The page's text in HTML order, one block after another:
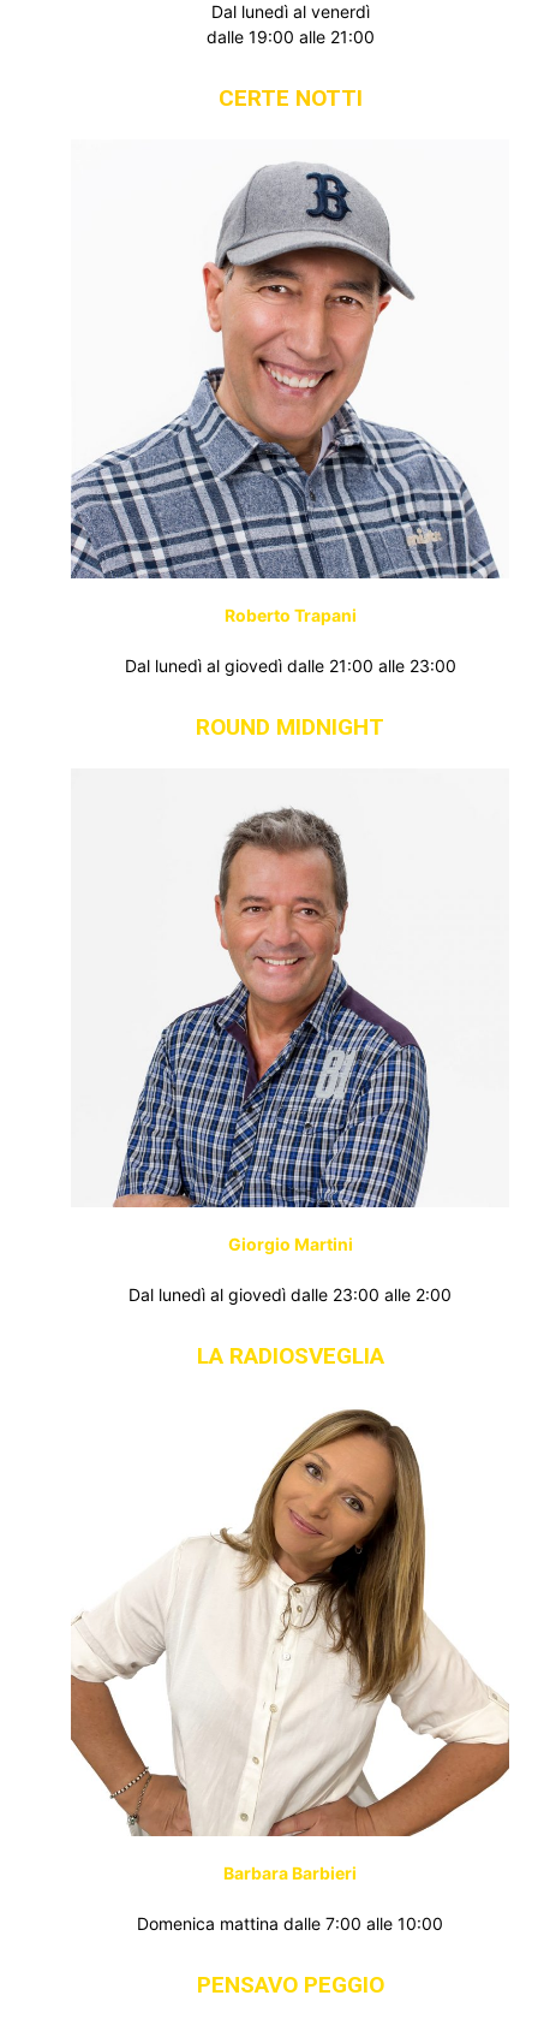
Dal lunedì al venerdì
dalle 19:00 alle 21:00
CERTE NOTTI
Roberto Trapani
Dal lunedì al giovedì dalle 21:00 alle 23:00
ROUND MIDNIGHT
Giorgio Martini
Dal lunedì al giovedì dalle 23:00 alle 2:00
LA RADIOSVEGLIA
Barbara Barbieri
Domenica mattina dalle 7:00 alle 10:00
PENSAVO PEGGIO